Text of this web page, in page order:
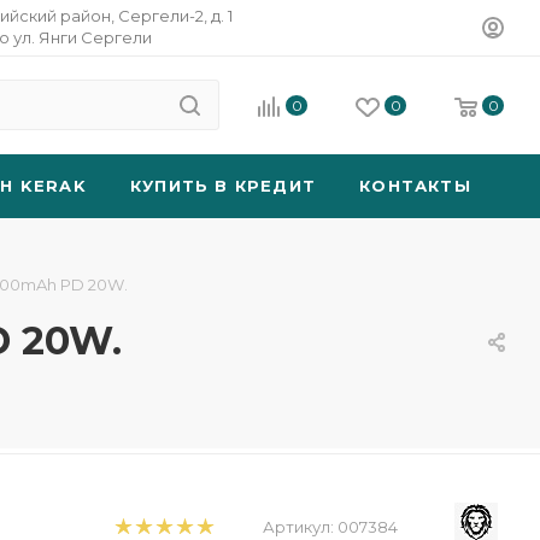
район, Сергели-2, д. 1
ул. Янги Сергели
0 0 0
KERAK КУПИТЬ В КРЕДИТ КОНТАКТЫ
PD 20W.
20W.
Артикул: 007384